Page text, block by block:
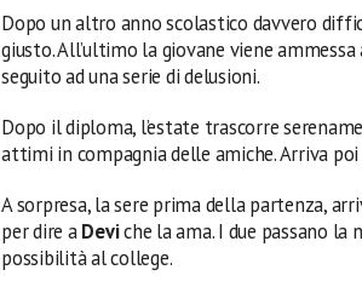
Dopo un altro anno scolastico davvero
giusto. All’ultimo la giovane viene ammessa
seguito ad una serie di delusioni.
Dopo il diploma, l’estate trascorre
attimi in compagnia delle amiche. Arriva
A sorpresa, la sere prima della partenza,
per dire aDeviche la ama. I due passano
possibilità al college.